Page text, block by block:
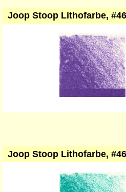
Joop Stoop Lithofarbe,
Joop Stoop Lithofarbe,